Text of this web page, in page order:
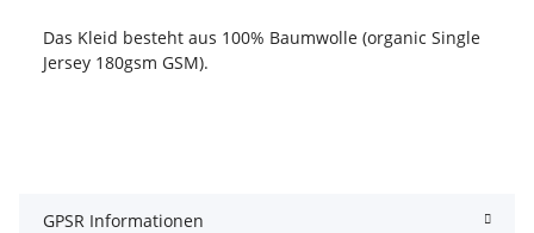
Das Kleid besteht aus 100% Baumwolle (organic Single
Jersey 180gsm GSM).
GPSR Informationen